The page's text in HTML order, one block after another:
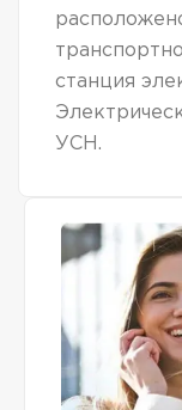
станция
УСН.